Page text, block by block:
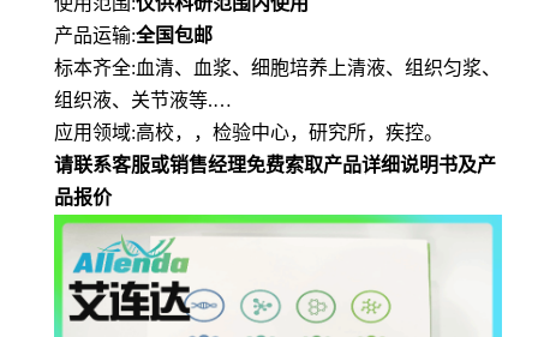
产品运输:全国包邮
标本齐全:血清、血浆、细胞培养上清液、组织匀浆、
组织液、关节液等.…
应用领域:高校，，检验中心，研究所，疾控。
请联系客服或销售经理免费索取产品详细说明书及产
品报价